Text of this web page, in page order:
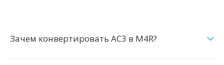
Зачем конвертировать AC3 в M4R?